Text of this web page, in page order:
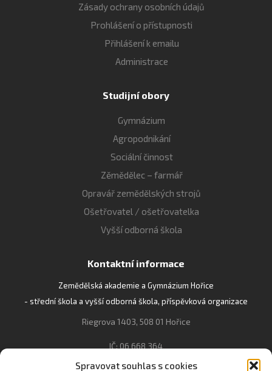
Spravovat souhlas s cookies
Zásady ochrany osobních údajů
Prohlášení o přístupnosti
Přihlášení k emailu
Administrace
Studijní obory
Gymnázium
Agropodnikání
Sociální činnost
Zěmědělec – farmář
Opravář zemědělských strojů
Ošetřovatel / ošetřovatelka
Vyšší odborná škola
Kontaktní informace
Zemědělská akademie a Gymnázium Hořice
- střední škola a vyšší odborná škola, příspěvková organizace
Riegrova 1403, 508 01 Hořice
IČ: 06 668 364